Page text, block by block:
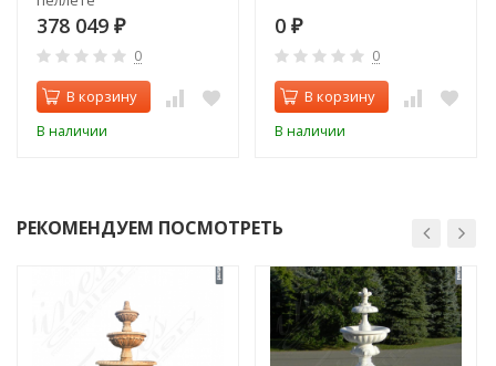
378 049 ₽
0
В корзину
В наличии
0 ₽
0
В корзину
В наличии
РЕКОМЕНДУЕМ ПОСМОТРЕТЬ